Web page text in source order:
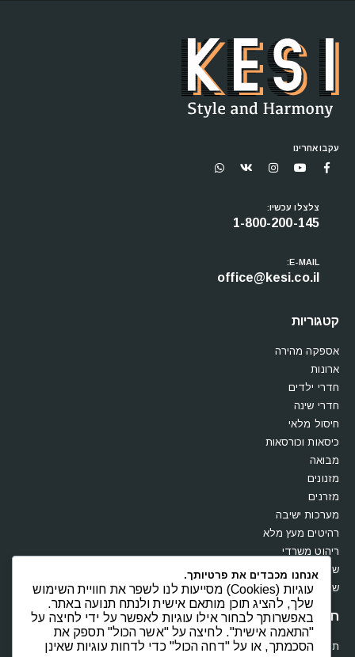
עקבו אחרינו
צלצלו עכשיו:
1-800-200-145
E-MAIL:
office@kesi.co.il
קטגוריות
אספקה מהירה
ארונות
חדרי ילדים
חדרי שינה
חיסול מלאי
כיסאות וכורסאות
מבואה
מזנונים
מזרנים
מערכות ישיבה
רהיטים מעץ מלא
ריהוט משרדי
שולחנות
שידות וקומודות
חנות
תקנון
אנחנו מכבדים את פרטיותך.
עוגיות (Cookies) מסייעות לנו לשפר את חוויית השימוש
שלך, להציג תוכן מותאם אישית ולנתח תנועה באתר.
באפשרותך לבחור אילו עוגיות לאפשר על ידי לחיצה על
"התאמה אישית". לחיצה על "אשר הכול" תספק את
הסכמתך, או על "דחה הכול" כדי לדחות עוגיות שאינן